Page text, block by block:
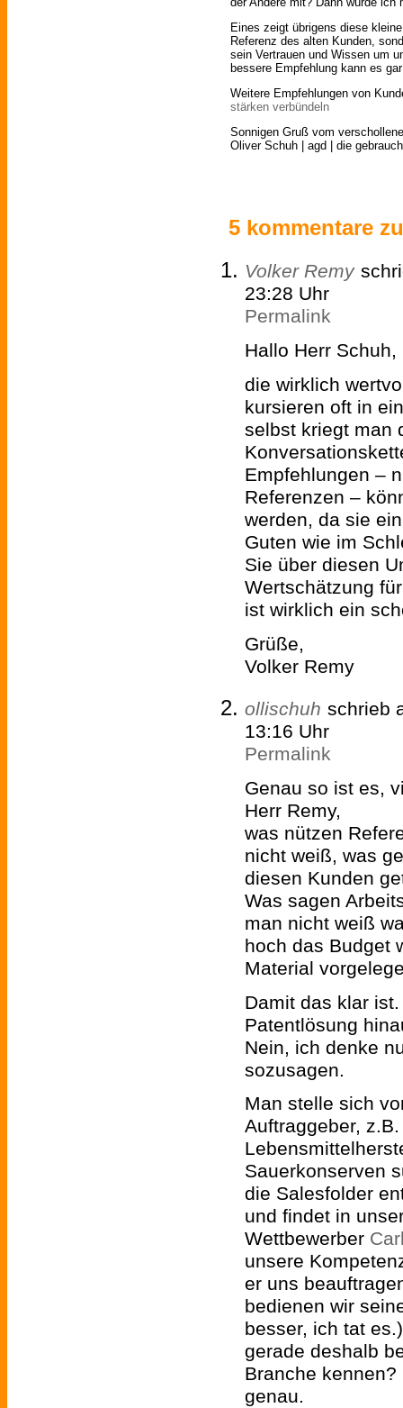
Eines zeigt übrigens diese
Referenz des alten Kunden,
sein Vertrauen und Wissen um
bessere Empfehlung kann es
Weitere Empfehlungen von
stärken verbündeln
Sonnigen Gruß vom
Oliver Schuh | agd | die
5 kommentare
Volker Remy
23:28 Uhr
Permalink
Hallo Herr Schuh,
die wirklich
kursieren oft in
selbst kriegt man
Empfehlungen –
Referenzen –
werden, da sie
Guten wie im
Sie über diesen
Wertschätzung
ist wirklich ein
Grüße,
Volker Remy
ollischuh schrieb
13:16 Uhr
Permalink
Genau so ist es,
Herr Remy,
was nützen
nicht weiß, was
diesen Kunden
Was sagen
man nicht weiß
hoch das Budget
Material
Damit das klar
Patentlösung
Nein, ich denke
sozusagen.
Man stelle sich
Auftraggeber,
Sauerkonserven
die Salesfolder
und findet in
Wettbewerber
unsere
er uns
bedienen wir
besser, ich tat
gerade deshalb
Branche
genau.